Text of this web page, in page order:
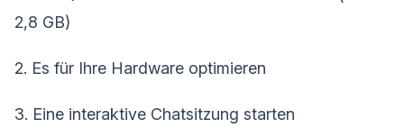
2,8 GB)
2. Es für Ihre Hardware optimieren
3. Eine interaktive Chatsitzung starten